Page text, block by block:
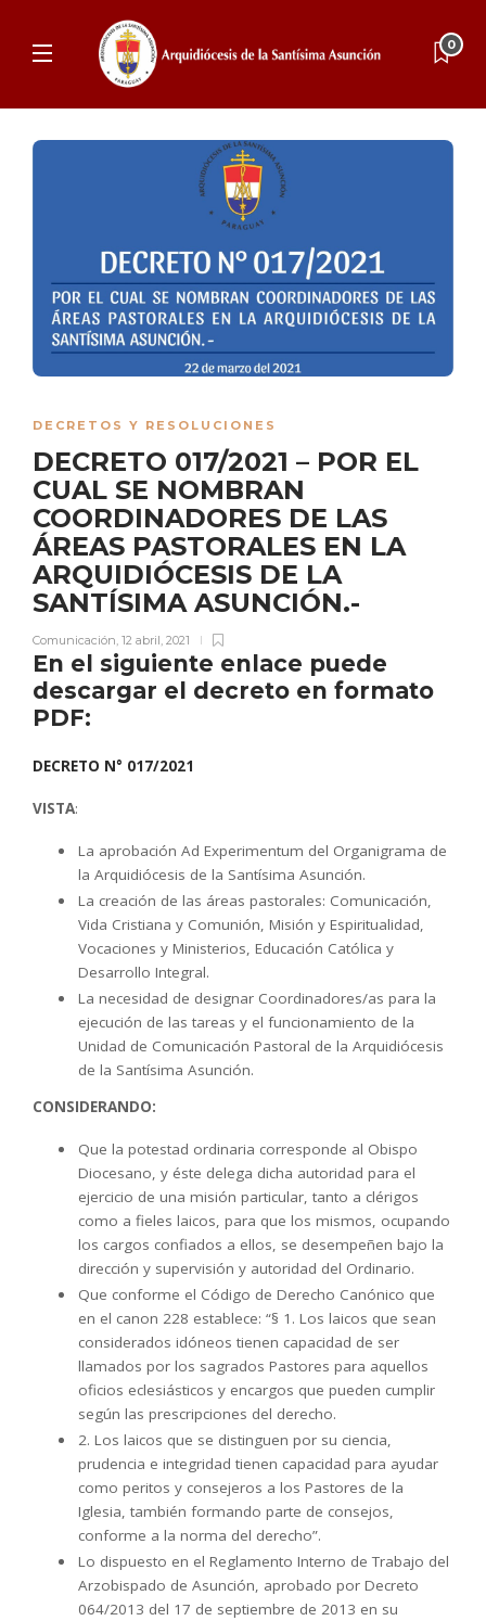
0
DECRETOS Y RESOLUCIONES
DECRETO 017/2021 – POR EL
CUAL SE NOMBRAN
COORDINADORES DE LAS
ÁREAS PASTORALES EN LA
ARQUIDIÓCESIS DE LA
SANTÍSIMA ASUNCIÓN.-
Comunicación, 12 abril, 2021
En el siguiente enlace puede
descargar el decreto en formato
PDF:
DECRETO N° 017/2021
VISTA:
La aprobación Ad Experimentum del Organigrama de
la Arquidiócesis de la Santísima Asunción.
La creación de las áreas pastorales: Comunicación,
Vida Cristiana y Comunión, Misión y Espiritualidad,
Vocaciones y Ministerios, Educación Católica y
Desarrollo Integral.
La necesidad de designar Coordinadores/as para la
ejecución de las tareas y el funcionamiento de la
Unidad de Comunicación Pastoral de la Arquidiócesis
de la Santísima Asunción.
CONSIDERANDO:
Que la potestad ordinaria corresponde al Obispo
Diocesano, y éste delega dicha autoridad para el
ejercicio de una misión particular, tanto a clérigos
como a fieles laicos, para que los mismos, ocupando
los cargos confiados a ellos, se desempeñen bajo la
dirección y supervisión y autoridad del Ordinario.
Que conforme el Código de Derecho Canónico que
en el canon 228 establece: “§ 1. Los laicos que sean
considerados idóneos tienen capacidad de ser
llamados por los sagrados Pastores para aquellos
oficios eclesiásticos y encargos que pueden cumplir
según las prescripciones del derecho.
2. Los laicos que se distinguen por su ciencia,
prudencia e integridad tienen capacidad para ayudar
como peritos y consejeros a los Pastores de la
Iglesia, también formando parte de consejos,
conforme a la norma del derecho”.
Lo dispuesto en el Reglamento Interno de Trabajo del
Arzobispado de Asunción, aprobado por Decreto
064/2013 del 17 de septiembre de 2013 en su